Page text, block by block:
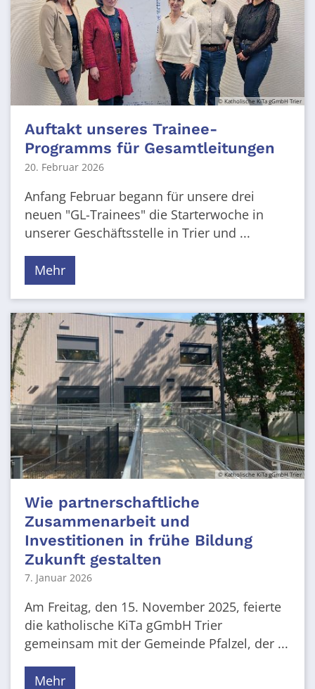
© Katholische KiTa gGmbH Trier
Auftakt unseres Trainee-
Programms für Gesamtleitungen
20. Februar 2026
Anfang Februar begann für unsere drei
neuen "GL-Trainees" die Starterwoche in
unserer Geschäftsstelle in Trier und ...
Mehr
© Katholische KiTa gGmbH Trier
Wie partnerschaftliche
Zusammenarbeit und
Investitionen in frühe Bildung
Zukunft gestalten
7. Januar 2026
Am Freitag, den 15. November 2025, feierte
die katholische KiTa gGmbH Trier
gemeinsam mit der Gemeinde Pfalzel, der ...
Mehr